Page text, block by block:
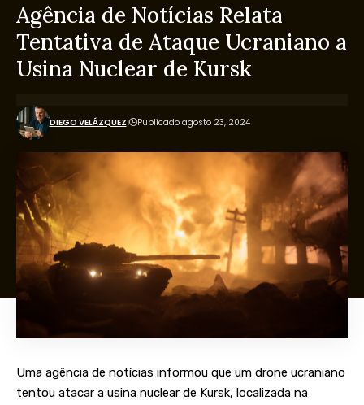
Agência de Notícias Relata
Tentativa de Ataque Ucraniano a
Usina Nuclear de Kursk
DIEGO VELÁZQUEZ Publicado agosto 23, 2024
Uma agência de notícias informou que um drone ucraniano
tentou atacar a usina nuclear de Kursk, localizada na